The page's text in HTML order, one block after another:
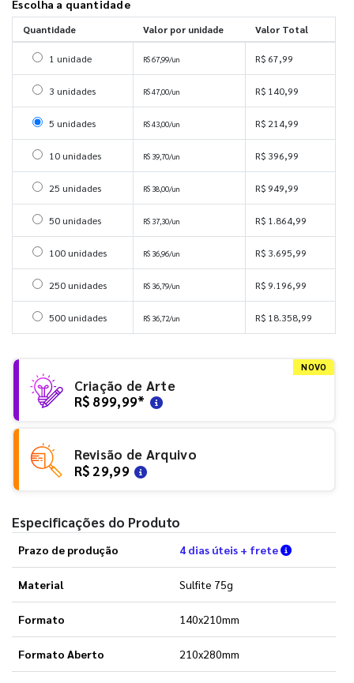
Escolha a quantidade
Quantidade Valor por unidade Valor Total
Selecionar 1 unidade
1 unidade R$ 67,99/un R$ 67,99
Selecionar 3 unidades
3 unidades R$ 47,00/un R$ 140,99
Selecionar 5 unidades
5 unidades R$ 43,00/un R$ 214,99
Selecionar 10 unidades
10 unidades R$ 39,70/un R$ 396,99
Selecionar 25 unidades
25 unidades R$ 38,00/un R$ 949,99
Selecionar 50 unidades
50 unidades R$ 37,30/un R$ 1.864,99
Selecionar 100 unidades
100 unidades R$ 36,96/un R$ 3.695,99
Selecionar 250 unidades
250 unidades R$ 36,79/un R$ 9.196,99
Selecionar 500 unidades
500 unidades R$ 36,72/un R$ 18.358,99
NOVO
Criação de Arte
R$ 899,99*
Revisão de Arquivo
R$ 29,99
Especificações do Produto
Prazo de produção 4 dias úteis + frete Verifique
Material Sulfite 75g
Formato 140x210mm
Formato Aberto 210x280mm